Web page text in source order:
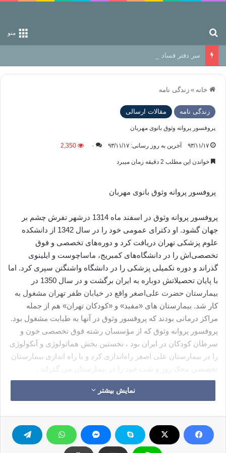
منو
سر دفتر فساد در زمین‌، دوری وکناره‌گیری از راه خداست‌!
خانه » زندگی نامه
زندگی نامه مقالات ارسالی
پروفسور پروانه وثوق بانوی مهربان
۹۳/۱۱/۱۷ آخرین به روز رسانی: ۹۳/۱۱/۱۷ ۰ 2,350
خواندن این مطلب 2 دقیقه زمان میبرد
پروفسور پروانه وثوق بانوی مهربان
پروفسور پروانه وثوق در اسفند ماه 1314 درشهر تفرش چشم بر
جهان گشود. او دکترای عمومی خود را در سال 1342 از دانشکده
علوم پزشکی تهران دریافت کرد و دوره‌های تخصصی و فوق
تخصصی‌اش را در دانشگاه‌های کمبریج، ماساچوست و ایلینوی
گذراند و دوره تکمیلی پزشکی را در دانشگاه واشنگتن سپری کرد. اما
با پایان تحصیلاتش دوباره به ایران برگشت و در سال 1350 در
بیمارستان حضرت علی‌اصغر واقع در خیابان ظفر تهران مشغول به
کار شد. بیمارستان های «مفید» و «کودکان تهران» هم از جمله
مراکز درمانی بودند که پروفسور وثوق در آنها به طبابت مشغول بود.
پروفسور پروانه وثوق که از مؤسسان رشته فوق تخصصی خون و
سرطان کودکان در ایران بود ، نخستین بخش هماتولوژی و آنکولوژی
را در بیمارستان علی اصغر راه‌اندازی کرد و با راه اندازی بیمارستان
تخصصی محک روز و شب خود را در بیمارستان می گذراند .
پروفسور پروانه وثوق، فوق تخصص خون و آنکولوژی و رییس هیأت
امنای محک از ابتدای تأسیس محک همواره در کنار بنیانگذاران این
در مسیر درمان و بهبودی همراهی ‌کرد.
وی از ابتدای فعالیت بیمارستان فوق تخصصی سرطان کودکان
محک، به عنوان رئیس علمی بیمارستان، به صورت داوطلبانه (بدون
نمایش بیشتر